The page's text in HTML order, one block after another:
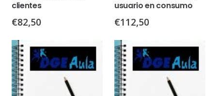
clientes
€82,50
usuario en consumo
€112,50